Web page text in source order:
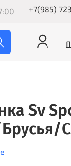
+7(985)
Sv